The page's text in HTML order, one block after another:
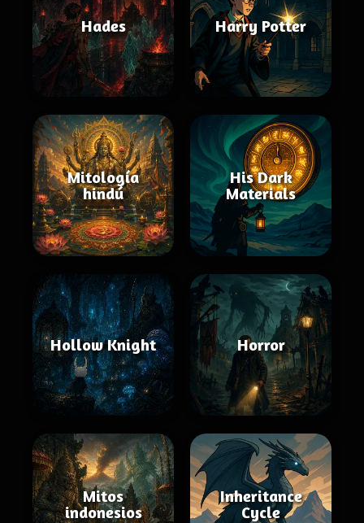
Hades Harry Potter
Mitología
hindú
His Dark
Materials
Hollow Knight Horror
Mitos
indonesios
Inheritance
Cycle